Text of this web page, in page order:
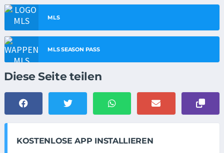
MLS
MLS SEASON PASS
Diese Seite teilen
KOSTENLOSE APP INSTALLIEREN